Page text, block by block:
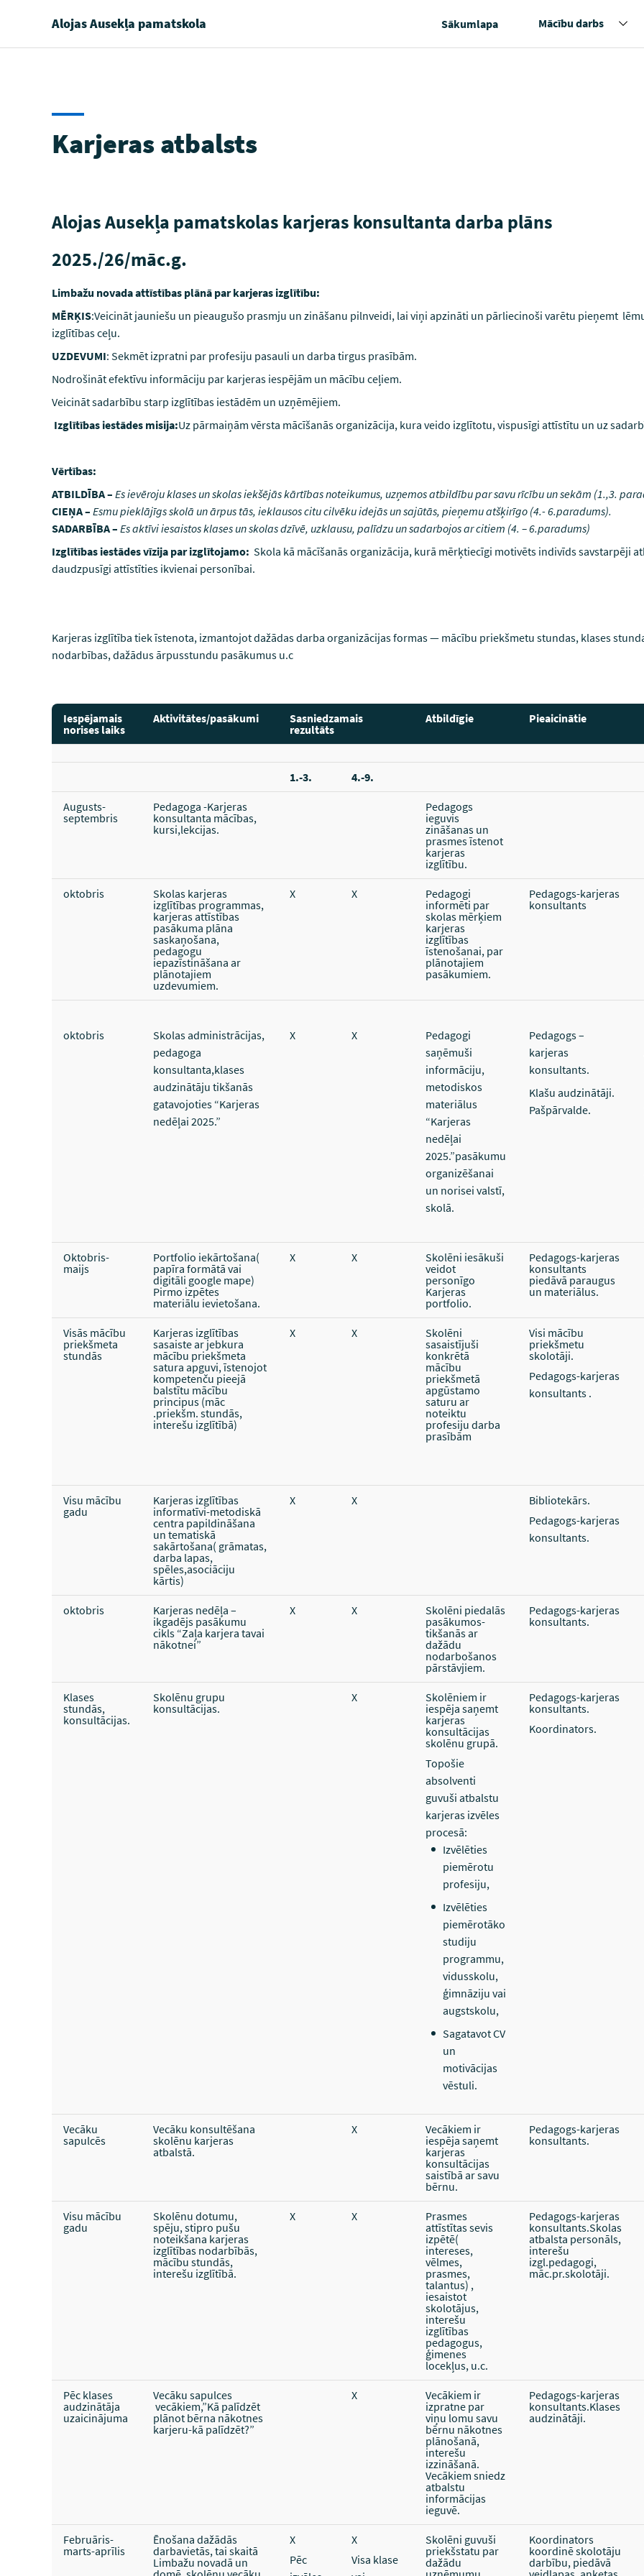
Alojas Ausekļa pamatskola Sākumlapa Mācību darbs
Karjeras atbalsts
Alojas Ausekļa pamatskolas karjeras konsultanta darba plāns
2025./26/māc.g.
Limbažu novada attīstības plānā par karjeras izglītību:
MĒRĶIS:Veicināt jauniešu un pieaugušo prasmju un zināšanu pilnveidi, lai viņi apzināti un pārliecinoši varētu pieņemt
izglītības ceļu.
UZDEVUMI: Sekmēt izpratni par profesiju pasauli un darba tirgus prasībām.
Nodrošināt efektīvu informāciju par karjeras iespējām un mācību ceļiem.
Veicināt sadarbību starp izglītības iestādēm un uzņēmējiem.
Izglītības iestādes misija:Uz pārmaiņām vērsta mācīšanās organizācija, kura veido izglītotu, vispusīgi attīstītu un uz
Vērtības:
ATBILDĪBA – Es ievēroju klases un skolas iekšējās kārtības noteikumus, uzņemos atbildību par savu rīcību un sekām (1.,3.
CIEŅA – Esmu pieklājīgs skolā un ārpus tās, ieklausos citu cilvēku idejās un sajūtās, pieņemu atšķirīgo (4.- 6.paradums).
SADARBĪBA – Es aktīvi iesaistos klases un skolas dzīvē, uzklausu, palīdzu un sadarbojos ar citiem (4. – 6.paradums)
Izglītības iestādes vīzija par izglītojamo: Skola kā mācīšanās organizācija, kurā mērķtiecīgi motivēts indivīds savstarpēji
daudzpusīgi attīstīties ikvienai personībai.
Karjeras izglītība tiek īstenota, izmantojot dažādas darba organizācijas formas — mācību priekšmetu stundas, klases
nodarbības, dažādus ārpusstundu pasākumus u.c
Iespējamais
norises laiks
Aktivitātes/pasākumi
Sasniedzamais
rezultāts
Atbildīgie Pieaicinātie
1.-3. 4.-9.
Augusts-
septembris
Pedagoga -Karjeras
konsultanta mācības,
kursi,lekcijas.
Pedagogs
ieguvis
zināšanas un
prasmes īstenot
karjeras
izglītību.
oktobris
Skolas karjeras
izglītības programmas,
karjeras attīstības
pasākuma plāna
saskaņošana,
pedagogu
iepazīstināšana ar
plānotajiem
uzdevumiem.
X X
Pedagogi
informēti par
skolas mērķiem
karjeras
izglītības
īstenošanai, par
plānotajiem
pasākumiem.
Pedagogs-karjeras
konsultants
oktobris
Skolas administrācijas,
pedagoga
konsultanta,klases
audzinātāju tikšanās
gatavojoties “Karjeras
nedēļai 2025.”
X X
Pedagogi
saņēmuši
informāciju,
metodiskos
materiālus
“Karjeras
nedēļai
2025.”pasākumu
organizēšanai
un norisei valstī,
skolā.
Pedagogs –
karjeras
konsultants.
Klašu audzinātāji.
Pašpārvalde.
Oktobris-
maijs
Portfolio iekārtošana(
papīra formātā vai
digitāli google mape)
Pirmo izpētes
materiālu ievietošana.
X X
Skolēni iesākuši
veidot
personīgo
Karjeras
portfolio.
Pedagogs-karjeras
konsultants
piedāvā paraugus
un materiālus.
Visās mācību
priekšmeta
stundās
Karjeras izglītības
sasaiste ar jebkura
mācību priekšmeta
satura apguvi, īstenojot
kompetenču pieejā
balstītu mācību
principus (māc
.priekšm. stundās,
interešu izglītībā)
X X
Skolēni
sasaistījuši
konkrētā
mācību
priekšmetā
apgūstamo
saturu ar
noteiktu
profesiju darba
prasībām
Visi mācību
priekšmetu
skolotāji.
Pedagogs-karjeras
konsultants .
Visu mācību
gadu
Karjeras izglītības
informatīvi-metodiskā
centra papildināšana
un tematiskā
sakārtošana( grāmatas,
darba lapas,
spēles,asociāciju
kārtis)
X X
Bibliotekārs.
Pedagogs-karjeras
konsultants.
oktobris
Karjeras nedēļa –
ikgadējs pasākumu
cikls “Zaļa karjera tavai
nākotnei”
X X
Skolēni piedalās
pasākumos-
tikšanās ar
dažādu
nodarbošanos
pārstāvjiem.
Pedagogs-karjeras
konsultants.
Klases
stundās,
konsultācijas.
Skolēnu grupu
konsultācijas.
X
Skolēniem ir
iespēja saņemt
karjeras
konsultācijas
skolēnu grupā.
Topošie
absolventi
guvuši atbalstu
karjeras izvēles
procesā:
Izvēlēties
piemērotu
profesiju,
Izvēlēties
piemērotāko
studiju
programmu,
vidusskolu,
ģimnāziju vai
augstskolu,
Sagatavot CV
un
motivācijas
vēstuli.
Pedagogs-karjeras
konsultants.
Koordinators.
Vecāku
sapulcēs
Vecāku konsultēšana
skolēnu karjeras
atbalstā.
X
Vecākiem ir
iespēja saņemt
karjeras
konsultācijas
saistībā ar savu
bērnu.
Pedagogs-karjeras
konsultants.
Visu mācību
gadu
Skolēnu dotumu,
spēju, stipro pušu
noteikšana karjeras
izglītības nodarbībās,
mācību stundās,
interešu izglītībā.
X X
Prasmes
attīstītas sevis
izpētē(
intereses,
vēlmes,
prasmes,
talantus) ,
iesaistot
skolotājus,
interešu
izglītības
pedagogus,
ģimenes
locekļus, u.c.
Pedagogs-karjeras
konsultants.Skolas
atbalsta personāls,
interešu
izgl.pedagogi,
māc.pr.skolotāji.
Pēc klases
audzinātāja
uzaicinājuma
Vecāku sapulces
vecākiem,”Kā palīdzēt
plānot bērna nākotnes
karjeru-kā palīdzēt?”
X
Vecākiem ir
izpratne par
viņu lomu savu
bērnu nākotnes
plānošanā,
interešu
izzināšanā.
Vecākiem sniedz
atbalstu
informācijas
ieguvē.
Pedagogs-karjeras
konsultants.Klases
audzinātāji.
Februāris-
marts-aprīlis
Ēnošana dažādās
darbavietās, tai skaitā
Limbažu novadā un
X
Pēc
X
Visa klase
Skolēni guvuši
priekšstatu par
dažādu
Koordinators
koordinē skolotāju
darbību, piedāvā